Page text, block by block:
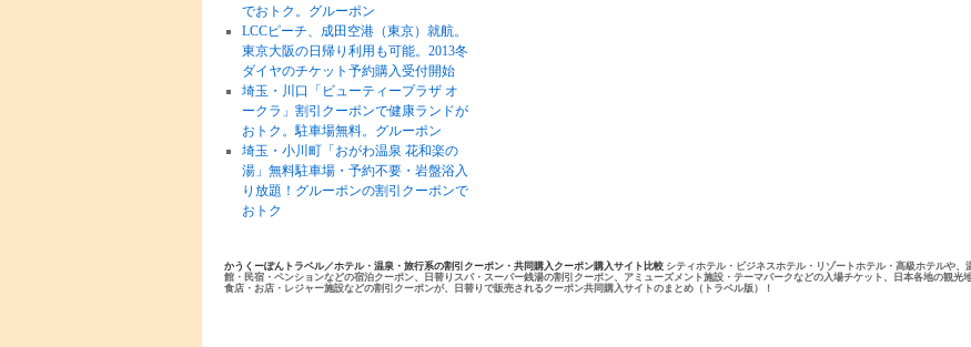
でおトク。グルーポン
LCCピーチ、成田空港（東京）就航。
東京大阪の日帰り利用も可能。2013冬
ダイヤのチケット予約購入受付開始
埼玉・川口「ビューティープラザ オ
ークラ」割引クーポンで健康ランドが
おトク。駐車場無料。グルーポン
埼玉・小川町「おがわ温泉 花和楽の
湯」無料駐車場・予約不要・岩盤浴入
り放題！グルーポンの割引クーポンで
おトク
かうくーぽんトラベル／ホテル・温泉・旅行系の割引クーポン・共同購入クーポン購入サイト比較 シティホテル・ビジネスホテル・リゾートホテル・高級ホテルや、
館・民宿・ペンションなどの宿泊クーポン、日替りスパ・スーパー銭湯の割引クーポン、アミューズメント施設・テーマパークなどの入場チケット、日本各地の観光
食店・お店・レジャー施設などの割引クーポンが、日替りで販売されるクーポン共同購入サイトのまとめ（トラベル版）！